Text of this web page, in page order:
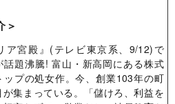
＞
ア宮殿』(テレビ東京系、9/12)で
話題沸騰! 富山・新高岡にある株式
ップの処女作。今、創業103年の町
が集まっている。「儲けろ、利益を